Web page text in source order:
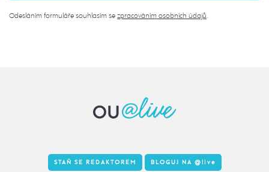
Odesláním formuláře souhlasím se zpracováním osobních údajů.
STAŇ SE REDAKTOREM BLOGUJ NA @live